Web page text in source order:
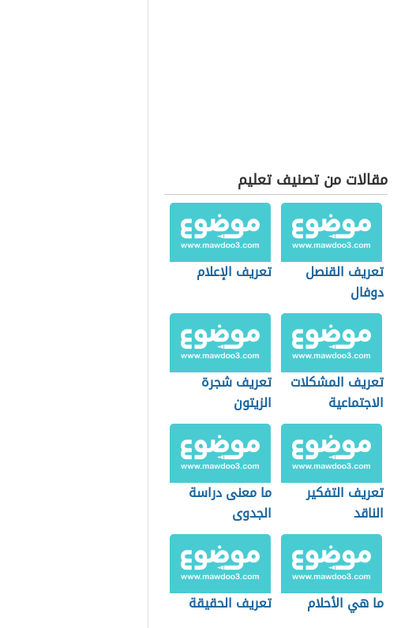
مقالات من تصنيف تعليم
تعريف القنصل
دوفال
تعريف الإعلام
تعريف المشكلات
الاجتماعية
تعريف شجرة
الزيتون
تعريف التفكير
الناقد
ما معنى دراسة
الجدوى
ما هي الأحلام تعريف الحقيقة